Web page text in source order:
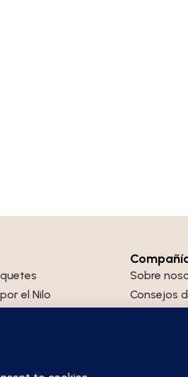
el Nilo
Sobre
Consejos